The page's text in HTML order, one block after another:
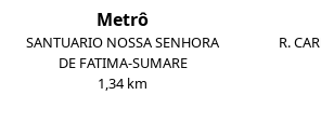
Metrô
SANTUARIO NOSSA SENHORA
DE FATIMA-SUMARE
1,34 km
R.